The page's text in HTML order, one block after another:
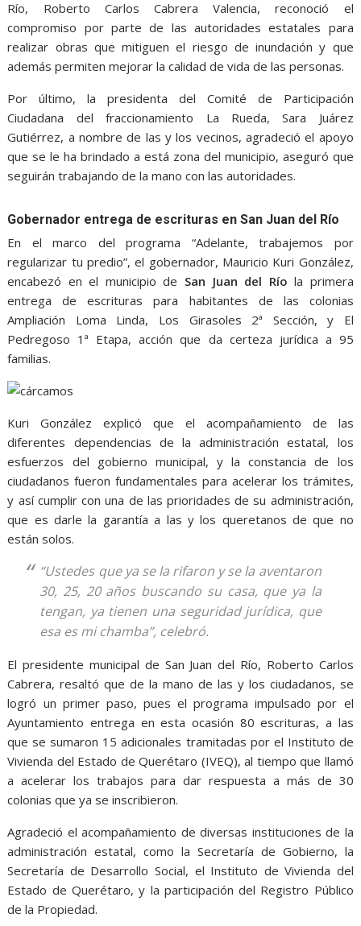
Río, Roberto Carlos Cabrera Valencia, reconoció el
compromiso por parte de las autoridades estatales para
realizar obras que mitiguen el riesgo de inundación y que
además permiten mejorar la calidad de vida de las personas.
Por último, la presidenta del Comité de Participación
Ciudadana del fraccionamiento La Rueda, Sara Juárez
Gutiérrez, a nombre de las y los vecinos, agradeció el apoyo
que se le ha brindado a está zona del municipio, aseguró que
seguirán trabajando de la mano con las autoridades.
Gobernador entrega de escrituras en San Juan del Río
En el marco del programa “Adelante, trabajemos por
regularizar tu predio”, el gobernador, Mauricio Kuri González,
encabezó en el municipio de San Juan del Río la primera
entrega de escrituras para habitantes de las colonias
Ampliación Loma Linda, Los Girasoles 2ª Sección, y El
Pedregoso 1ª Etapa, acción que da certeza jurídica a 95
familias.
Kuri González explicó que el acompañamiento de las
diferentes dependencias de la administración estatal, los
esfuerzos del gobierno municipal, y la constancia de los
ciudadanos fueron fundamentales para acelerar los trámites,
y así cumplir con una de las prioridades de su administración,
que es darle la garantía a las y los queretanos de que no
están solos.
“Ustedes que ya se la rifaron y se la aventaron
30, 25, 20 años buscando su casa, que ya la
tengan, ya tienen una seguridad jurídica, que
esa es mi chamba”, celebró.
El presidente municipal de San Juan del Río, Roberto Carlos
Cabrera, resaltó que de la mano de las y los ciudadanos, se
logró un primer paso, pues el programa impulsado por el
Ayuntamiento entrega en esta ocasión 80 escrituras, a las
que se sumaron 15 adicionales tramitadas por el Instituto de
Vivienda del Estado de Querétaro (IVEQ), al tiempo que llamó
a acelerar los trabajos para dar respuesta a más de 30
colonias que ya se inscribieron.
Agradeció el acompañamiento de diversas instituciones de la
administración estatal, como la Secretaría de Gobierno, la
Secretaría de Desarrollo Social, el Instituto de Vivienda del
Estado de Querétaro, y la participación del Registro Público
de la Propiedad.